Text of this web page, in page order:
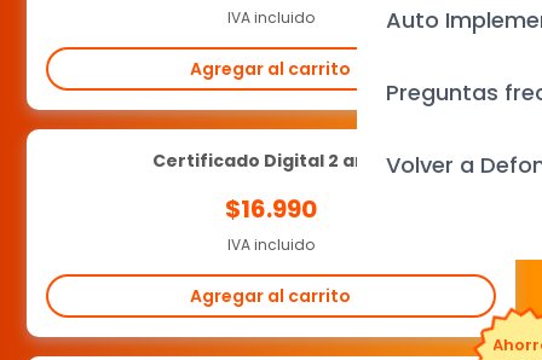
Auto
Preguntas
Volver a
IVA incluido
Agregar al carrito
Certificado Digital 2 años
$16.990
IVA incluido
Agregar al carrito